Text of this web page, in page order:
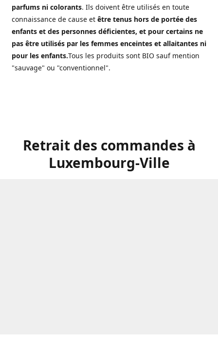
parfums ni colorants. Ils doivent être utilisés en toute
connaissance de cause et être tenus hors de portée des
enfants et des personnes déficientes, et pour certains ne
pas être utilisés par les femmes enceintes et allaitantes ni
pour les enfants.Tous les produits sont BIO sauf mention
"sauvage" ou "conventionnel".
Retrait des commandes à
Luxembourg-Ville